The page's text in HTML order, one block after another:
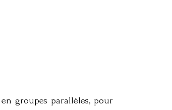
groupes parallèles, pour